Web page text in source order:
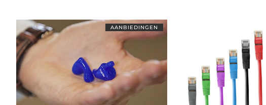
AANBIEDINGEN